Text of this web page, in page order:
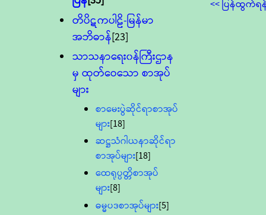
တိပိဋကပါဠိ-မြန်မာ
အဘိဓာန်[23]
သာသနာရေး၀န်ကြီးဌာန
မှ ထုတ်ဝေသော စာအုပ်
များ
စာမေးပွဲဆိုင်ရာစာအုပ်
များ[18]
ဆဋ္ဌသံဂါယနာဆိုင်ရာ
စာအုပ်များ[18]
ထေရုပ္ပတ္တိစာအုပ်
များ[8]
ဓမ္မပဒစာအုပ်များ[5]
<< ပြန်ထွက်ရ